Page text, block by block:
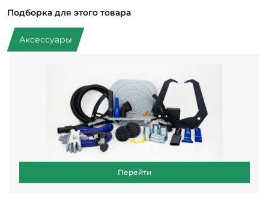
Подборка для этого товара
Аксессуары
Перейти